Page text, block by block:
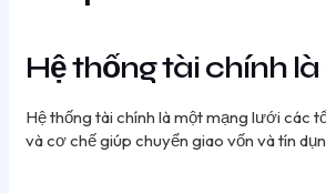
Hệ thống tài chính là
Hệ thống tài chính là một mạng lưới các
và cơ chế giúp chuyển giao vốn và tín